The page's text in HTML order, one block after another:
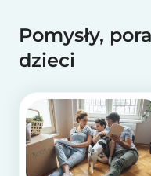
Pomysły,
dzieci